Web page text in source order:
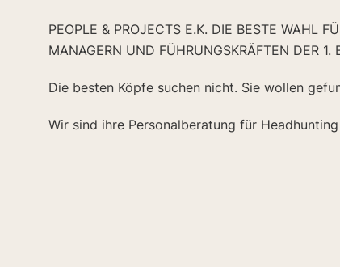
PEOPLE & PROJECTS E.K. DIE BESTE WAHL
MANAGERN UND FÜHRUNGSKRÄFTEN DER 1.
Die besten Köpfe suchen nicht. Sie wollen
Wir sind ihre Personalberatung für